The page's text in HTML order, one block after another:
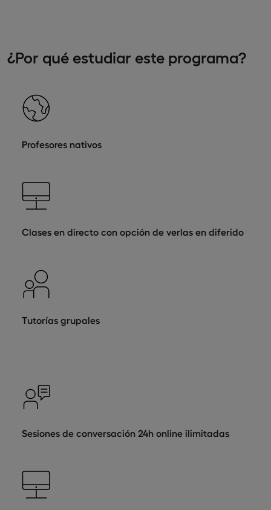
¿Por qué estudiar este programa?
Profesores nativos
Clases en directo con opción de verlas en diferido
Tutorías grupales
Sesiones de conversación 24h online ilimitadas